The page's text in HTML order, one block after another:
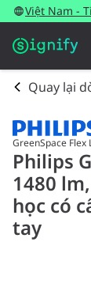
Việt Nam -
Quay lại
GreenSpace Flex
Philips
1480
học có
tay